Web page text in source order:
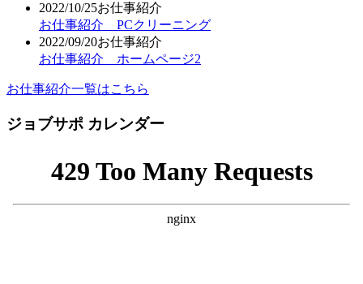
2022/10/25お仕事紹介
お仕事紹介 PCクリーニング
2022/09/20お仕事紹介
お仕事紹介 ホームページ2
お仕事紹介一覧はこちら
ジョブサポ カレンダー